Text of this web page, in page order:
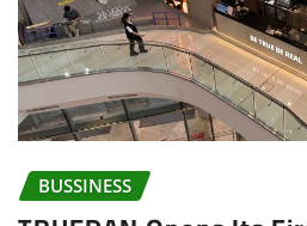
BUSSINESS